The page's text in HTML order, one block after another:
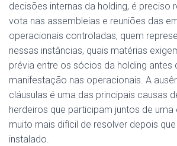
decisões internas da holding, é preciso
vota nas assembleias e reuniões das
operacionais controladas, quem
nessas instâncias, quais matérias
prévia entre os sócios da holding antes
manifestação nas operacionais. A
cláusulas é uma das principais causas
herdeiros que participam juntos de uma
muito mais difícil de resolver depois
instalado.